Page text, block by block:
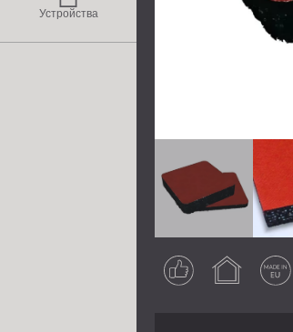
Устройства
резултат
употреба
в EU